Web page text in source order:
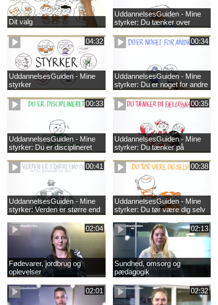
Dit valg
UddannelsesGuiden - Mine
styrker: Du tænker over
tingene
04:32
UddannelsesGuiden - Mine
styrker
00:34
UddannelsesGuiden - Mine
styrker: Du er noget for andre
00:33
UddannelsesGuiden - Mine
styrker: Du er disciplineret
00:35
UddannelsesGuiden - Mine
styrker: Du tænker på
fællesskabet
00:41
UddannelsesGuiden - Mine
styrker: Verden er større end
dig og du bidrager til den
00:38
UddannelsesGuiden - Mine
styrker: Du tør være dig selv
02:04
Fødevarer, jordbrug og
oplevelser
02:13
Sundhed, omsorg og
pædagogik
02:01 02:32